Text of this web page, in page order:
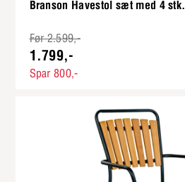
Branson Havestol sæt med 4 stk.
Før 2.599,-
1.799,-
Spar 800,-